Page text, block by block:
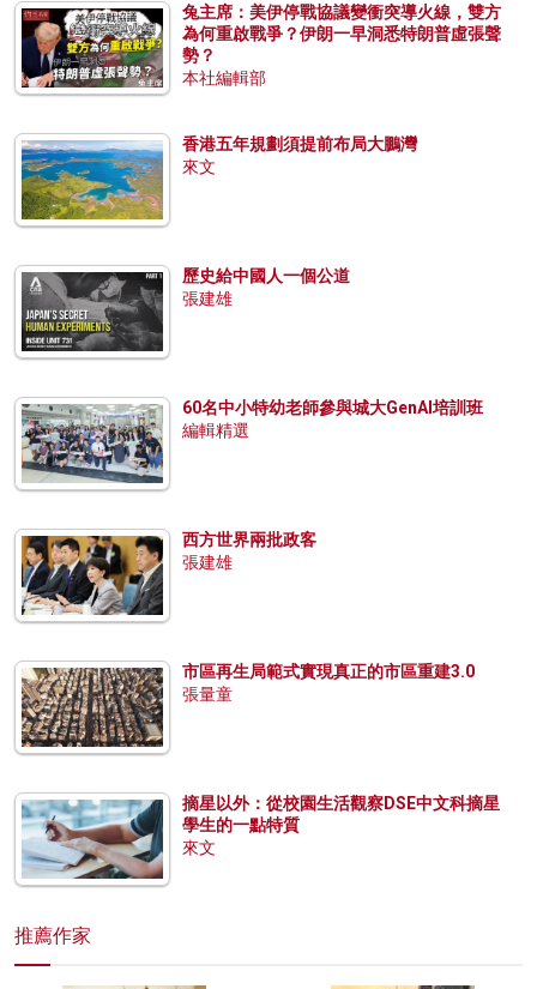
兔主席：美伊停戰協議變衝突導火線，雙方
為何重啟戰爭？伊朗一早洞悉特朗普虛張聲
勢？
本社編輯部
香港五年規劃須提前布局大鵬灣
來文
歷史給中國人一個公道
張建雄
60名中小特幼老師參與城大GenAI培訓班
編輯精選
西方世界兩批政客
張建雄
市區再生局範式實現真正的市區重建3.0
張量童
摘星以外：從校園生活觀察DSE中文科摘星
學生的一點特質
來文
推薦作家